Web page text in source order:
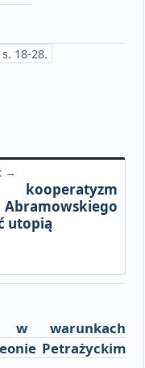
18-28.
→
utopią
warunkach
Petrażyckim